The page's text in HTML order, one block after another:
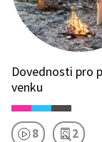
Dovednosti pro
venku
8 2